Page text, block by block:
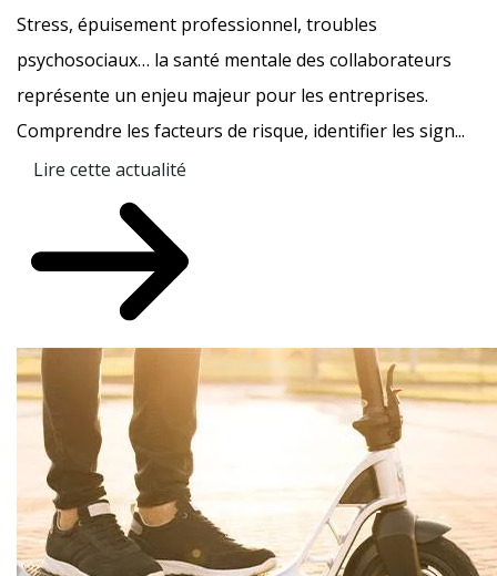
Stress, épuisement professionnel, troubles
psychosociaux… la santé mentale des collaborateurs
représente un enjeu majeur pour les entreprises.
Comprendre les facteurs de risque, identifier les sign...
Lire cette actualité